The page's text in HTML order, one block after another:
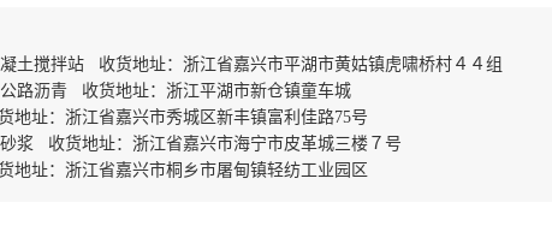
土搅拌站 收货地址：浙江省嘉兴市平湖市黄姑镇虎啸桥村４４组
路沥青 收货地址：浙江平湖市新仓镇童车城
址：浙江省嘉兴市秀城区新丰镇富利佳路75号
浆 收货地址：浙江省嘉兴市海宁市皮革城三楼７号
址：浙江省嘉兴市桐乡市屠甸镇轻纺工业园区